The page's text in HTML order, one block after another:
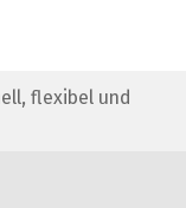
flexibel und